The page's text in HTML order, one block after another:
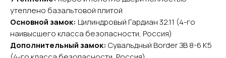
утеплено базальтовой плитой
Основной замок: Цилиндровый Гардиан 32.11 (4-го
наивысшего класса безопасности, Россия)
Дополнительный замок: Сувальдный Border ЗВ 8-6 К5
Доставка и оплата
Акции
Покупателям